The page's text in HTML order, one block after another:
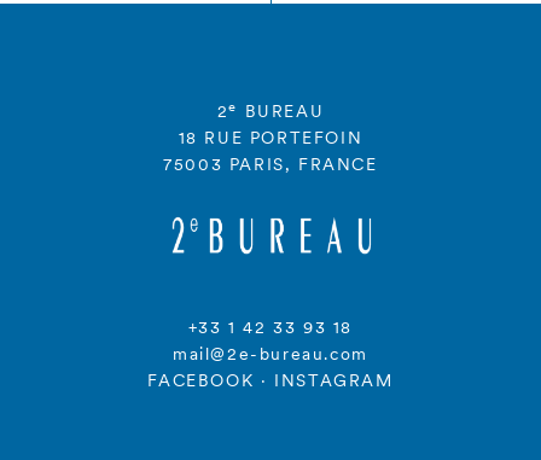
2e
BUREAU
18 RUE PORTEFOIN
75003 PARIS, FRANCE
+33 1 42 33 93 18
mail@2e-bureau.com
FACEBOOK · INSTAGRAM